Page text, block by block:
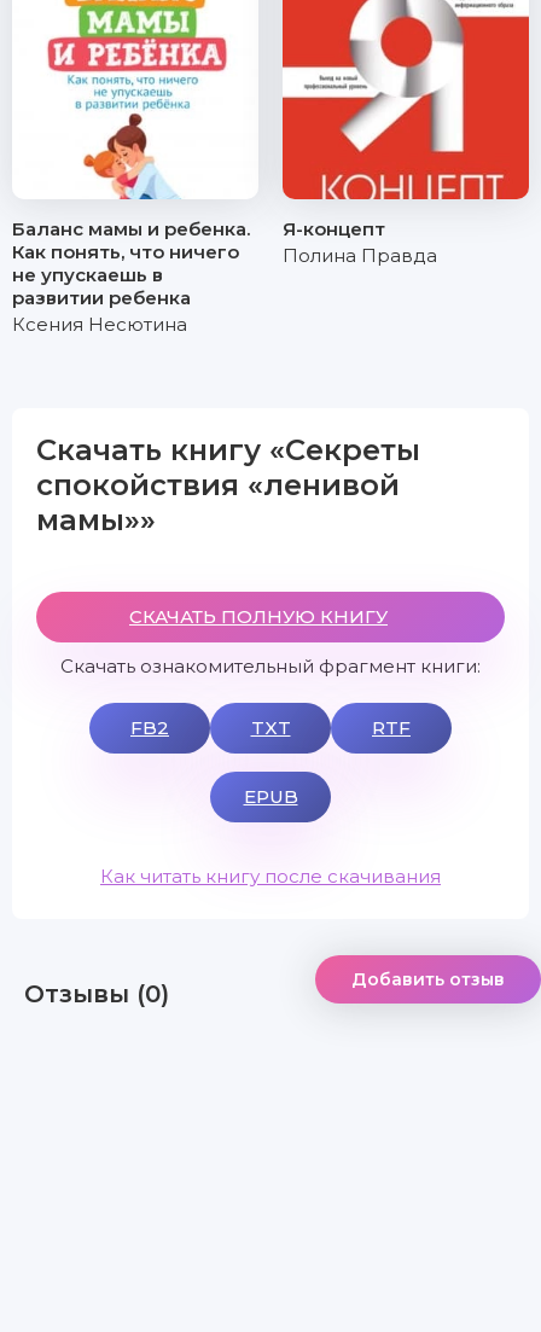
Баланс мамы и ребенка.
Как понять, что ничего
не упускаешь в
развитии ребенка
Ксения Несютина
Я-концепт
Полина Правда
Скачать книгу «Секреты
спокойствия «ленивой
мамы»»
СКАЧАТЬ ПОЛНУЮ КНИГУ
Скачать ознакомительный фрагмент книги:
FB2 TXT RTF
EPUB
Как читать книгу после скачивания
Отзывы (0) Добавить отзыв